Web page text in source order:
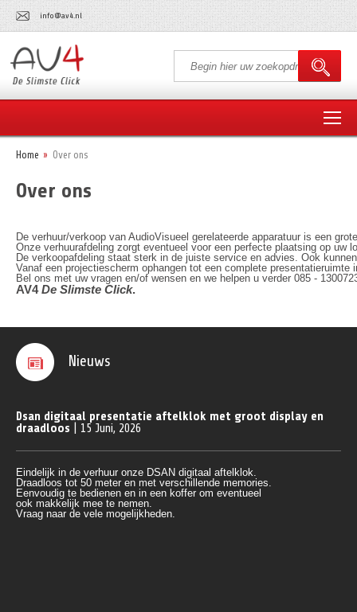
info@av4.nl
Home Over ons
Over ons
De verhuur/verkoop van AudioVisueel gerelateerde apparatuur is een
Onze verhuurafdeling zorgt eventueel voor een perfecte plaatsing op
De verkoopafdeling staat sterk in de juiste service en advies. Ook
Vanaf een projectiescherm ophangen tot een complete
Bel ons met uw vragen en/of wensen en we helpen u verder 085 -
AV4 De Slimste Click.
Nieuws
Dsan digitaal presentatie aftelklok met groot display en
draadloos | 15 Juni, 2026
Eindelijk in de verhuur onze DSAN digitaal aftelklok.
Draadloos tot 50 meter en met verschillende memories.
Eenvoudig te bedienen en in een koffer om eventueel
ook makkelijk mee te nemen.
Vraag naar de vele mogelijkheden.